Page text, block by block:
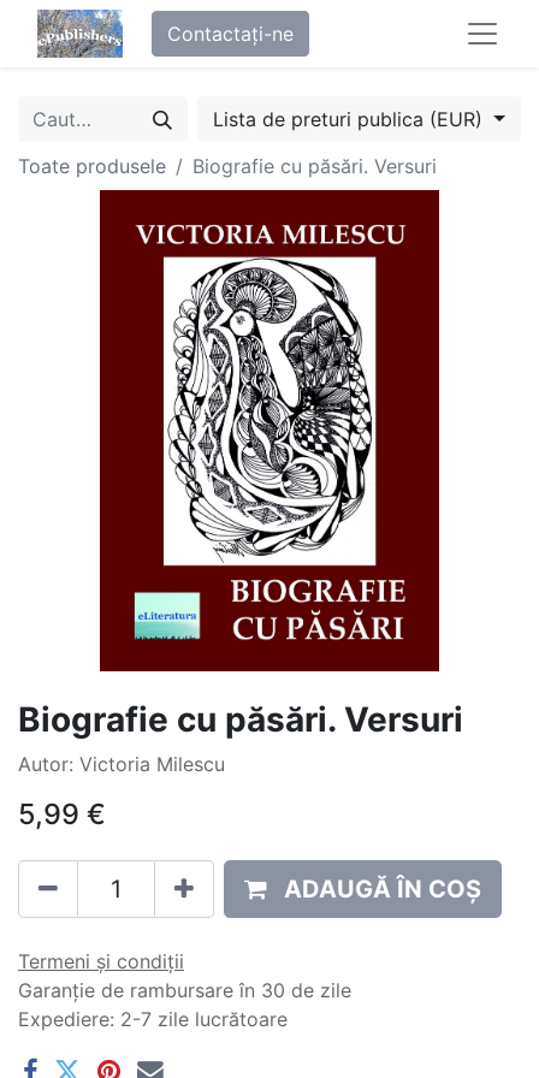
Contactați-ne
Lista de preturi publica (EUR)
Toate produsele
Biografie cu păsări. Versuri
Biografie cu păsări. Versuri
Autor: Victoria Milescu
5,99 €
ADAUGĂ ÎN COȘ
Termeni și condiții
Garanție de rambursare în 30 de zile
Expediere: 2-7 zile lucrătoare